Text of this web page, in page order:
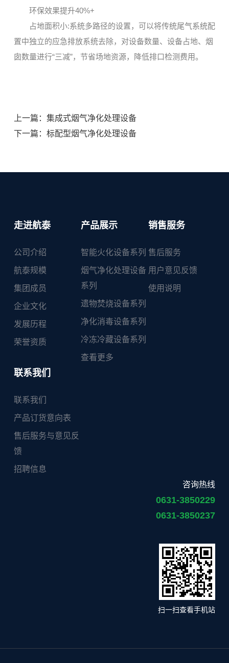
环保效果提升40%+
占地面积小:系统多路径的设置，可以将传统尾气系统配
置中独立的应急排放系统去除，对设备数量、设备占地、烟
囱数量进行“三减”，节省场地资源，降低排口检测费用。
上一篇：集成式烟气净化处理设备
下一篇：标配型烟气净化处理设备
走进航泰
公司介绍
航泰规模
集团成员
企业文化
发展历程
荣誉资质
产品展示
智能火化设备系列
烟气净化处理设备
系列
遗物焚烧设备系列
净化消毒设备系列
冷冻冷藏设备系列
查看更多
销售服务
售后服务
用户意见反馈
使用说明
联系我们
联系我们
产品订货意向表
售后服务与意见反
馈
招聘信息
咨询热线
0631-3850229
0631-3850237
扫一扫查看手机站